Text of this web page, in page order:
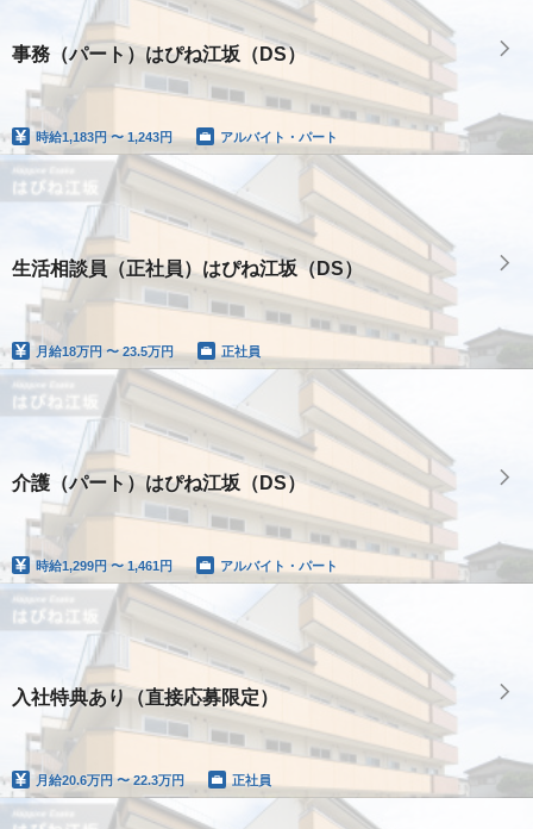
事務（パート）はぴね江坂（DS）
時給1,183円 〜 1,243円 アルバイト・パート
生活相談員（正社員）はぴね江坂（DS）
月給18万円 〜 23.5万円 正社員
介護（パート）はぴね江坂（DS）
時給1,299円 〜 1,461円 アルバイト・パート
入社特典あり（直接応募限定）
月給20.6万円 〜 22.3万円 正社員